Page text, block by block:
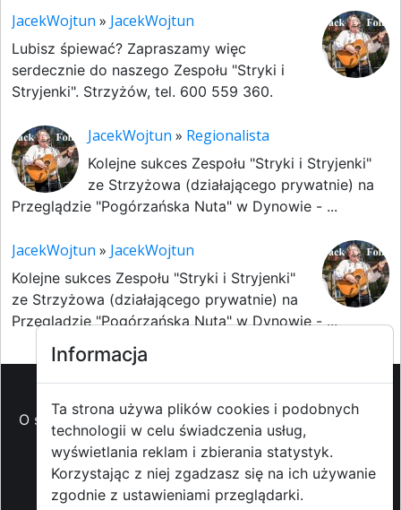
JacekWojtun » JacekWojtun
Lubisz śpiewać? Zapraszamy więc
serdecznie do naszego Zespołu "Stryki i
Stryjenki". Strzyżów, tel. 600 559 360.
JacekWojtun » Regionalista
Kolejne sukces Zespołu "Stryki i Stryjenki"
ze Strzyżowa (działającego prywatnie) na
Przeglądzie "Pogórzańska Nuta" w Dynowie - ...
JacekWojtun » JacekWojtun
Kolejne sukces Zespołu "Stryki i Stryjenki"
ze Strzyżowa (działającego prywatnie) na
Przeglądzie "Pogórzańska Nuta" w Dynowie - ...
O strzyzowiak.pl-Reklama-Pomoc (FAQ)-Patronat
medialny - Prawa autorskie- Redakcja i
kontakt -Współpraca z mediami
Informacja
Ta strona używa plików cookies i podobnych
technologii w celu świadczenia usług,
wyświetlania reklam i zbierania statystyk.
Korzystając z niej zgadzasz się na ich używanie
zgodnie z ustawieniami przeglądarki.